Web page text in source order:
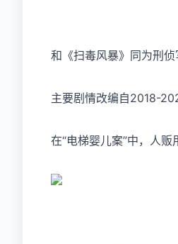
和《扫毒风暴》同为刑侦
主要剧情改编自2018-
在“电梯婴儿案”中，人